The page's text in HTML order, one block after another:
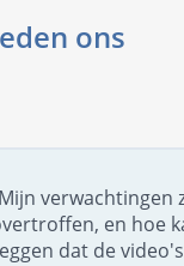
ons
verwachtingen
en hoe
dat de